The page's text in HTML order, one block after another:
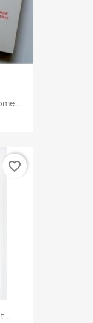
favorite_border